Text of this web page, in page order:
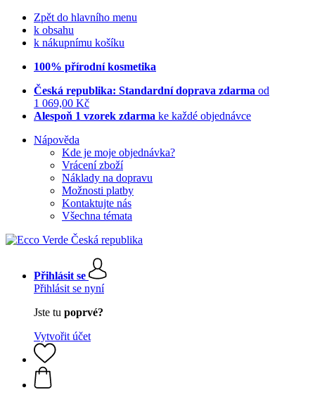
Zpět do hlavního menu
k obsahu
k nákupnímu košíku
100% přírodní kosmetika
Česká republika: Standardní doprava zdarma od
1 069,00 Kč
Alespoň 1 vzorek zdarma ke každé objednávce
Nápověda
Kde je moje objednávka?
Vrácení zboží
Náklady na dopravu
Možnosti platby
Kontaktujte nás
Všechna témata
Přihlásit se
Přihlásit se nyní
Jste tu poprvé?
Vytvořit účet